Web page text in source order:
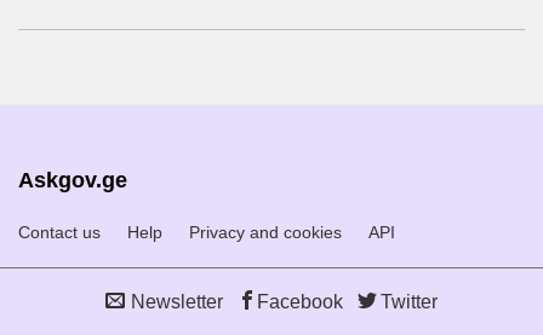
Askgov.ge
Contact us Help Privacy and cookies API
Newsletter Facebook Twitter